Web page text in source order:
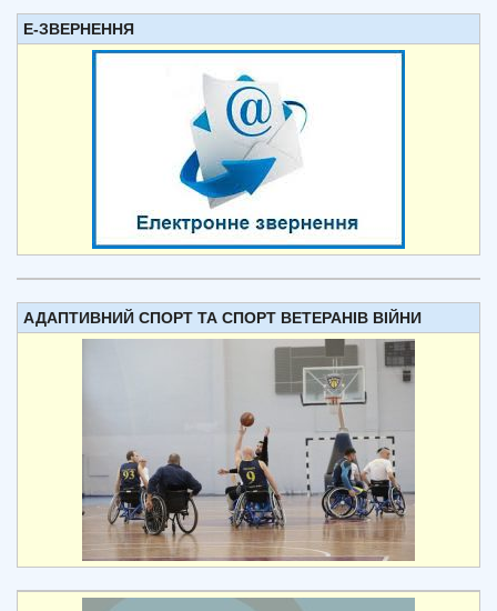
Е-ЗВЕРНЕННЯ
АДАПТИВНИЙ СПОРТ ТА СПОРТ ВЕТЕРАНІВ ВІЙНИ